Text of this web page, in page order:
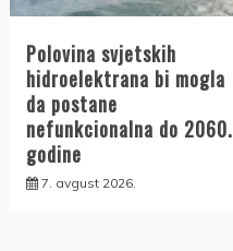
Polovina svjetskih
hidroelektrana bi mogla
da postane
nefunkcionalna do 2060.
godine
7. avgust 2026.